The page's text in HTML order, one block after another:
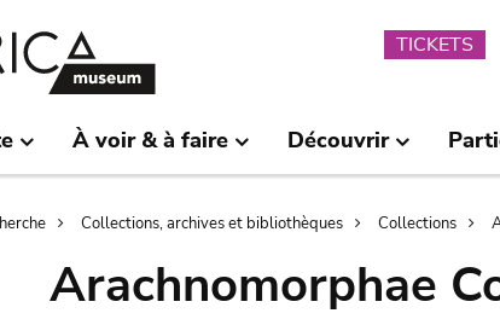
TICKETS
À voir & à faire Découvrir
Collections, archives et bibliothèques Collections
Arachnomorphae